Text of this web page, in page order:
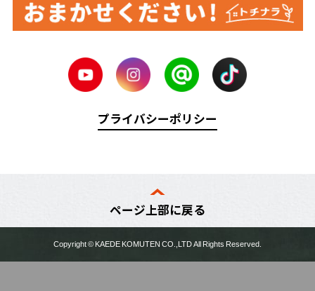
プライバシーポリシー
ページ上部に戻る
Copyright ©KAEDE KOMUTENCO.,LTD All Rights Reserved.